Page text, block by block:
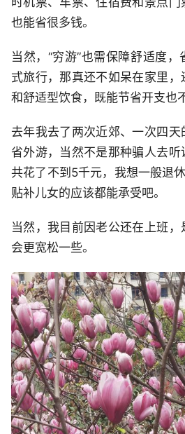
也能省很多钱。
当然，“穷游”也需保障舒适度
式旅行，那真还不如呆在家里
和舒适型饮食，既能节省开支也
去年我去了两次近郊、一次四
省外游，当然不是那种骗人去
共花了不到5千元，我想一般退
贴补儿女的应该都能承受吧。
当然，我目前因老公还在上班
会更宽松一些。